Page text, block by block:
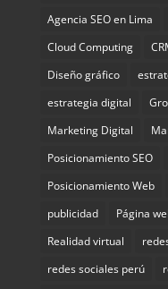
Agencia SEO en Lima
Cloud Computing
Diseño gráfico
estrategia digital
Marketing Digital
Posicionamiento SEO
Posicionamiento Web
publicidad
Página
Realidad virtual
redes sociales perú